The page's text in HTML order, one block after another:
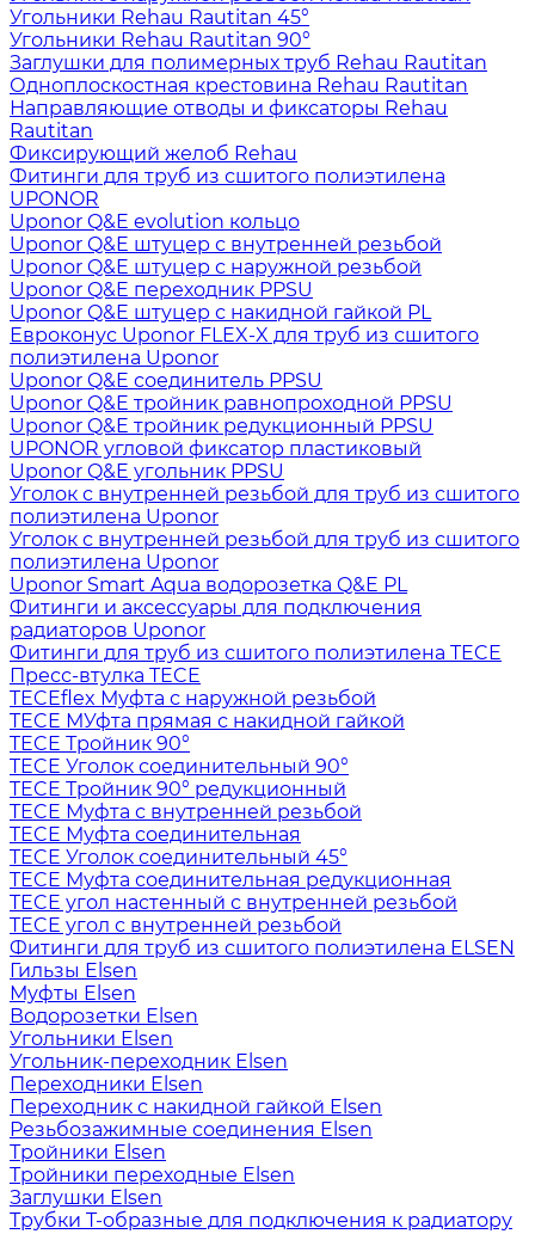
Угольники Rehau Rautitan 45°
Угольники Rehau Rautitan 90°
Заглушки для полимерных труб Rehau Rautitan
Одноплоскостная крестовина Rehau Rautitan
Направляющие отводы и фиксаторы Rehau
Rautitan
Фиксирующий желоб Rehau
Фитинги для труб из сшитого полиэтилена
UPONOR
Uponor Q&E evolution кольцо
Uponor Q&E штуцер с внутренней резьбой
Uponor Q&E штуцер с наружной резьбой
Uponor Q&E переходник PPSU
Uponor Q&E штуцер с накидной гайкой PL
Евроконус Uponor FLEX-X для труб из сшитого
полиэтилена Uponor
Uponor Q&E соединитель PPSU
Uponor Q&E тройник равнопроходной PPSU
Uponor Q&E тройник редукционный PPSU
UPONOR угловой фиксатор пластиковый
Uponor Q&E угольник PPSU
Уголок с внутренней резьбой для труб из сшитого
полиэтилена Uponor
Уголок с внутренней резьбой для труб из сшитого
полиэтилена Uponor
Uponor Smart Aqua водорозетка Q&E PL
Фитинги и аксессуары для подключения
радиаторов Uponor
Фитинги для труб из сшитого полиэтилена TECE
Пресс-втулка TECE
TECEflex Муфта с наружной резьбой
TECE МУфта прямая с накидной гайкой
TECE Тройник 90°
TECE Уголок соединительный 90°
TECE Тройник 90° редукционный
TECE Муфта с внутренней резьбой
TECE Муфта соединительная
TECE Уголок соединительный 45°
TECE Муфта соединительная редукционная
TECE угол настенный с внутренней резьбой
TECE угол с внутренней резьбой
Фитинги для труб из сшитого полиэтилена ELSEN
Гильзы Elsen
Муфты Elsen
Водорозетки Elsen
Угольники Elsen
Угольник-переходник Elsen
Переходники Elsen
Переходник с накидной гайкой Elsen
Резьбозажимные соединения Elsen
Тройники Elsen
Тройники переходные Elsen
Заглушки Elsen
Трубки T-образные для подключения к радиатору